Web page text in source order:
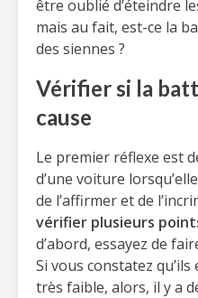
être oublié d’éteindre
mais au fait, est-ce la
des siennes ?
Vérifier si la
cause
Le premier réflexe est
d’une voiture
de l’affirmer et de
vérifier plusieurs
d’abord, essayez de
Si vous constatez
très faible, alors, il y a